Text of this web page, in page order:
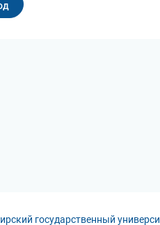
государственный